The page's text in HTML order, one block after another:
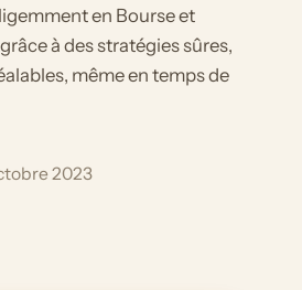
en Bourse et
à des stratégies sûres,
même en temps de
2023